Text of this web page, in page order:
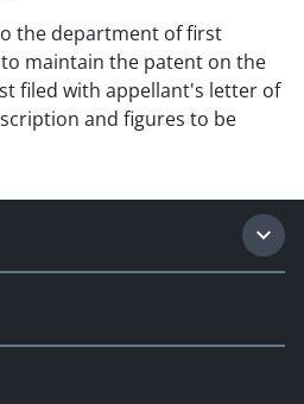
the department of first
maintain the patent on the
filed with appellant's letter of
and figures to be